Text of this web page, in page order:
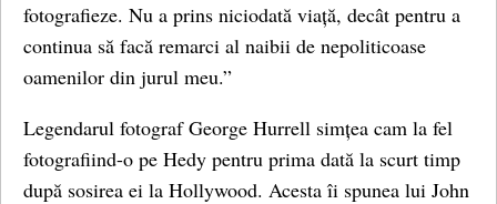
fotografieze. Nu a prins niciodată viață, decât pentru a
continua să facă remarci al naibii de nepoliticoase
oamenilor din jurul meu.”
Legendarul fotograf George Hurrell simțea cam la fel
fotografiind-o pe Hedy pentru prima dată la scurt timp
după sosirea ei la Hollywood. Acesta îi spunea lui John